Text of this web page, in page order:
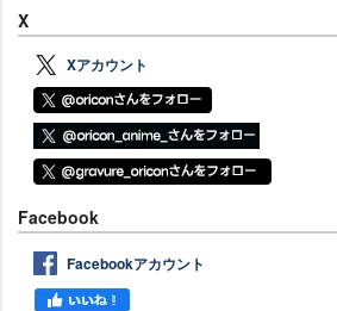
X
Xアカウント
Facebook
Facebookアカウント